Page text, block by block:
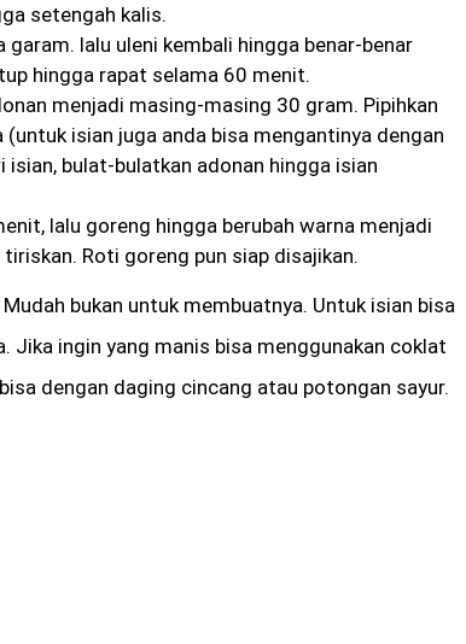
setengah kalis.
garam. lalu uleni kembali hingga benar-benar
hingga rapat selama 60 menit.
menjadi masing-masing 30 gram. Pipihkan
(untuk isian juga anda bisa mengantinya dengan
bulat-bulatkan adonan hingga isian
lalu goreng hingga berubah warna menjadi
Roti goreng pun siap disajikan.
bukan untuk membuatnya. Untuk isian bisa
Jika ingin yang manis bisa menggunakan coklat
dengan daging cincang atau potongan sayur.